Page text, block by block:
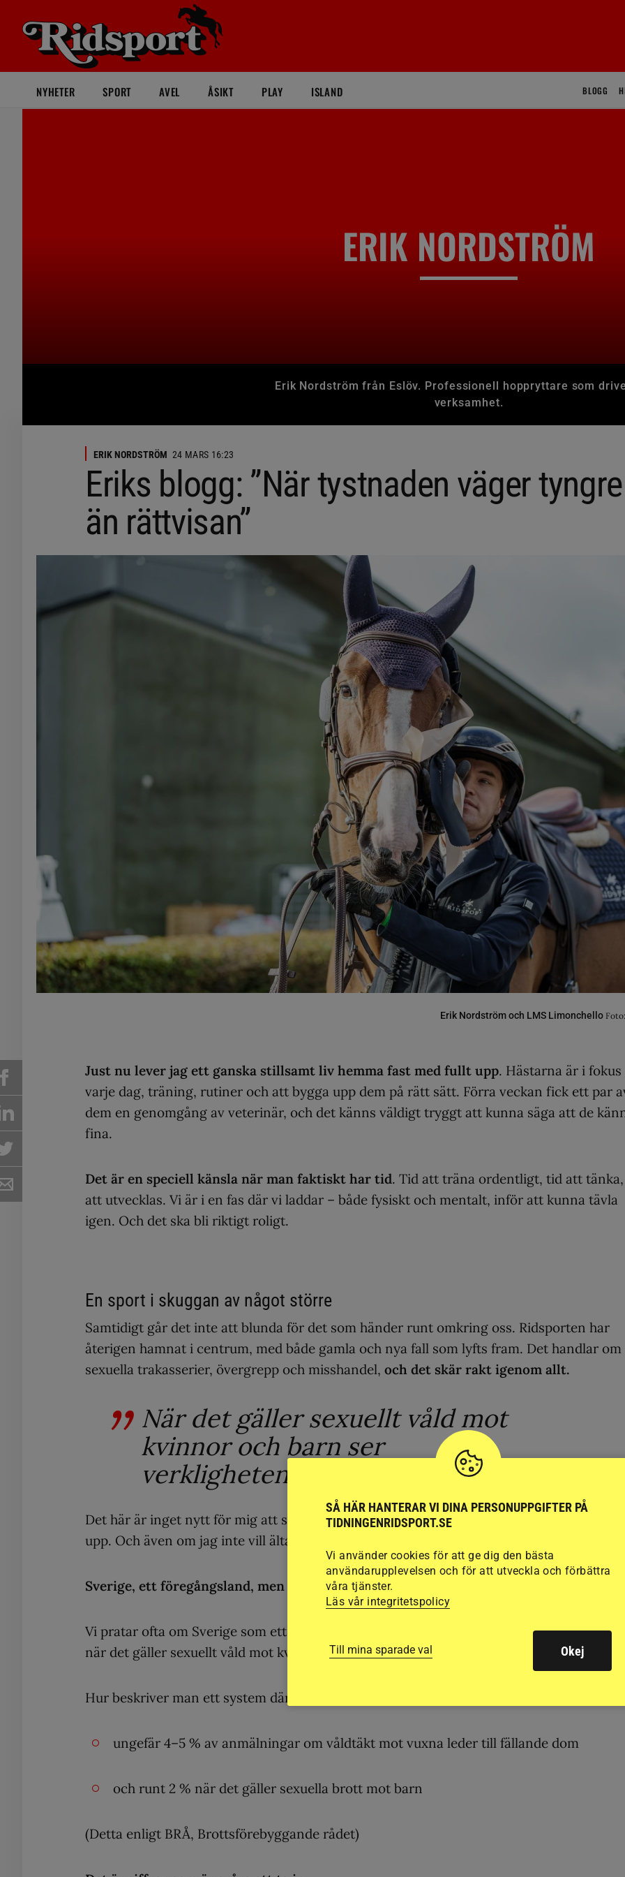
NYHETER SPORT AVEL ÅSIKT PLAY ISLAND BLOGG
ERIK NORDSTRÖM
Erik Nordström från Eslöv. Professionell hoppryttare som
verksamhet.
ERIK NORDSTRÖM 24 MARS 16:23
Eriks blogg: ”När tystnaden väger tyngre
än rättvisan”
Erik Nordström och LMS Limonchello
Just nu lever jag ett ganska stillsamt liv hemma fast med fullt upp. Hästarna är i fokus
varje dag, träning, rutiner och att bygga upp dem på rätt sätt. Förra veckan fick ett par
dem en genomgång av veterinär, och det känns väldigt tryggt att kunna säga att de
fina.
Det är en speciell känsla när man faktiskt har tid. Tid att träna ordentligt, tid att
att utvecklas. Vi är i en fas där vi laddar – både fysiskt och mentalt, inför att kunna tävla
igen. Och det ska bli riktigt roligt.
En sport i skuggan av något större
Samtidigt går det inte att blunda för det som händer runt omkring oss. Ridsporten har
återigen hamnat i centrum, med både gamla och nya fall som lyfts fram. Det handlar om
sexuella trakasserier, övergrepp och misshandel, och det skär rakt igenom allt.
När det gäller sexuellt våld mot
kvinnor och barn ser
verkligheten annorlunda ut.
Det här är inget nytt för mig att skriva om. När jag började blogga var det just detta jag
upp. Och även om jag inte vill älta, så går det inte att bara gå vidare som om ingenting.
Sverige, ett föregångsland, men inte här.
Vi pratar ofta om Sverige som ett land i framkant. Och på många sätt stämmer det. Men
när det gäller sexuellt våld mot kvinnor och barn ser verkligheten annorlunda ut tycker
Hur beskriver man ett system där:
ungefär 4–5 % av anmälningar om våldtäkt mot vuxna leder till fällande dom
och runt 2 % när det gäller sexuella brott mot barn
(Detta enligt BRÅ, Brottsförebyggande rådet)
SÅ HÄR HANTERAR VI DINA PERSONUPPGIFTER PÅ
TIDNINGENRIDSPORT.SE
Vi använder cookies för att ge dig den bästa
användarupplevelsen och för att utveckla och förbättra
våra tjänster.
Läs vår integritetspolicy
Till mina sparade val Okej